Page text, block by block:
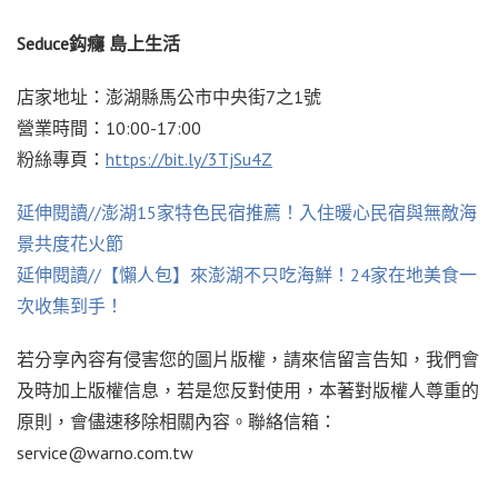
Seduce鈎癮 島上生活
店家地址：澎湖縣馬公市中央街7之1號
營業時間：10:00-17:00
粉絲專頁： https://bit.ly/3TjSu4Z
延伸閱讀//澎湖15家特色民宿推薦！入住暖心民宿與無敵海
景共度花火節
延伸閱讀//【懶人包】來澎湖不只吃海鮮！24家在地美食一
次收集到手！
若分享內容有侵害您的圖片版權，請來信留言告知，我們會
及時加上版權信息，若是您反對使用，本著對版權人尊重的
原則，會儘速移除相關內容。聯絡信箱：
service@warno.com.tw